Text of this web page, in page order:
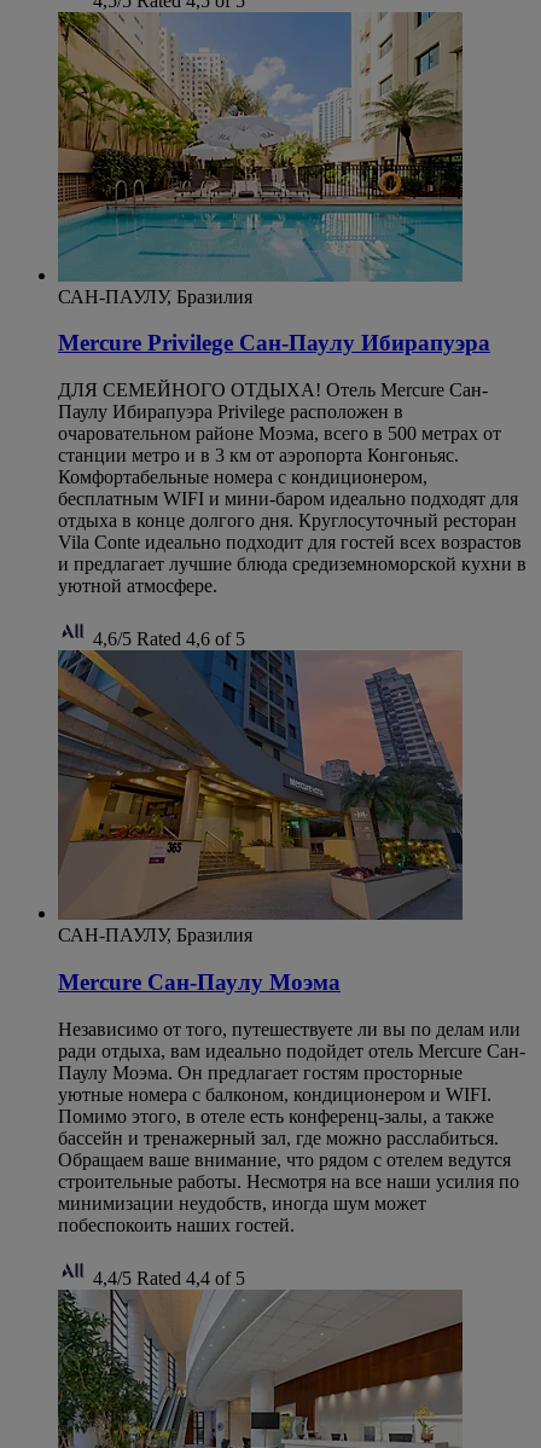
САН-ПАУЛУ, Бразилия
Mercure Privilege Сан-Паулу Ибирапуэра
ДЛЯ СЕМЕЙНОГО ОТДЫХА! Отель Mercure Сан-
Паулу Ибирапуэра Privilege расположен в
очаровательном районе Моэма, всего в 500 метрах от
станции метро и в 3 км от аэропорта Конгоньяс.
Комфортабельные номера с кондиционером,
бесплатным WIFI и мини-баром идеально подходят для
отдыха в конце долгого дня. Круглосуточный ресторан
Vila Conte идеально подходит для гостей всех возрастов
и предлагает лучшие блюда средиземноморской кухни в
уютной атмосфере.
4,6/5 Rated 4,6 of 5
САН-ПАУЛУ, Бразилия
Mercure Сан-Паулу Моэма
Независимо от того, путешествуете ли вы по делам или
ради отдыха, вам идеально подойдет отель Mercure Сан-
Паулу Моэма. Он предлагает гостям просторные
уютные номера с балконом, кондиционером и WIFI.
Помимо этого, в отеле есть конференц-залы, а также
бассейн и тренажерный зал, где можно расслабиться.
Обращаем ваше внимание, что рядом с отелем ведутся
строительные работы. Несмотря на все наши усилия по
минимизации неудобств, иногда шум может
побеспокоить наших гостей.
4,4/5 Rated 4,4 of 5